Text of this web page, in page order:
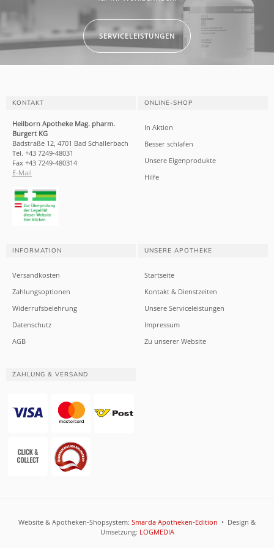
SERVICELEISTUNGEN
KONTAKT
Heilborn Apotheke Mag. pharm.
Burgert KG
Badstraße 12, 4701 Bad Schallerbach
Tel. +43 7249-48031
Fax +43 7249-480314
E-Mail
ONLINE-SHOP
In Aktion
Besser schlafen
Unsere Eigenprodukte
Hilfe
INFORMATION
Versandkosten
Zahlungsoptionen
Widerrufsbelehrung
Datenschutz
AGB
UNSERE APOTHEKE
Startseite
Kontakt & Dienstzeiten
Unsere Serviceleistungen
Impressum
Zu unserer Website
ZAHLUNG & VERSAND
Website & Apotheken-Shopsystem: Smarda Apotheken-Edition • Design &
Umsetzung: LOGMEDIA